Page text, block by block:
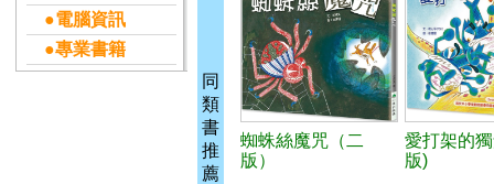
●電腦資訊
●專業書籍
同
類
書
推
薦
蜘蛛絲魔咒（二
版）
愛打架的
版)